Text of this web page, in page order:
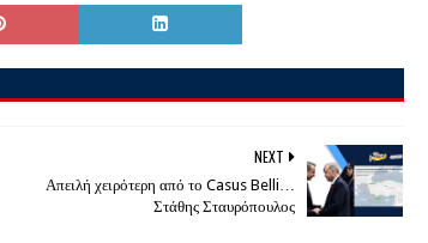
NEXT
Απειλή χειρότερη από το Casus Belli…
Στάθης Σταυρόπουλος